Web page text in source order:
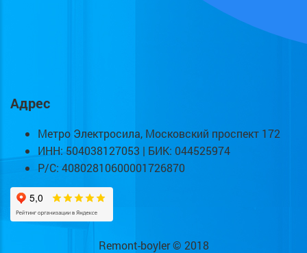
Адрес
Метро Электросила, Московский проспект 172
ИНН: 504038127053 | БИК: 044525974
Р/С: 40802810600001726870
Remont-boyler © 2018